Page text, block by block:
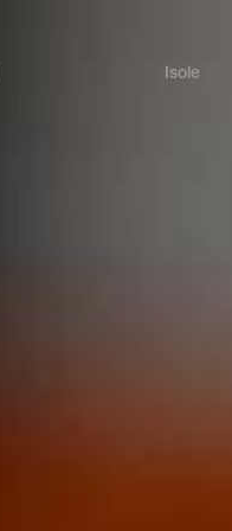
Isole